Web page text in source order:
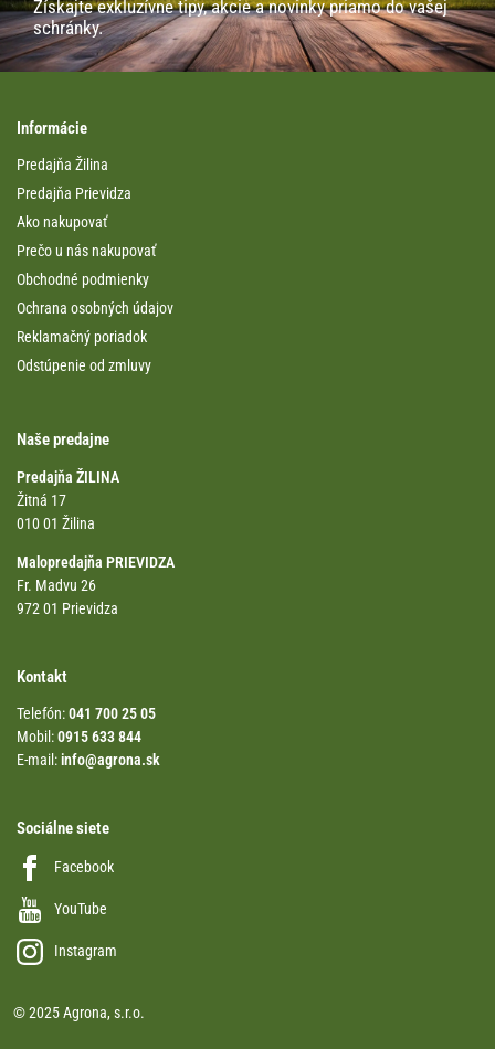
Získajte exkluzívne tipy, akcie a novinky priamo do vašej
schránky.
Informácie
Predajňa Žilina
Predajňa Prievidza
Ako nakupovať
Prečo u nás nakupovať
Obchodné podmienky
Ochrana osobných údajov
Reklamačný poriadok
Odstúpenie od zmluvy
Naše predajne
Predajňa ŽILINA
Žitná 17
010 01 Žilina
Malopredajňa PRIEVIDZA
Fr. Madvu 26
972 01 Prievidza
Kontakt
Telefón:041 700 25 05
Mobil:0915 633 844
E-mail:info@agrona.sk
Sociálne siete
Facebook
YouTube
Instagram
© 2025 Agrona, s.r.o.